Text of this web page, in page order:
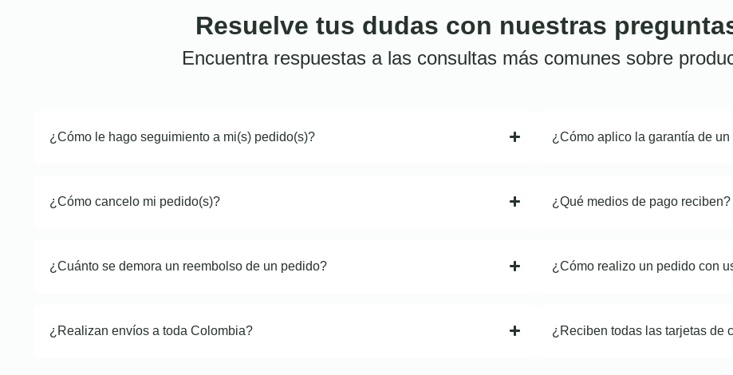
Resuelve tus dudas con nuestras
Encuentra respuestas a las consultas más comunes sobre
¿Cómo le hago seguimiento a mi(s) pedido(s)?
¿Cómo cancelo mi pedido(s)?
¿Cuánto se demora un reembolso de un pedido?
¿Realizan envíos a toda Colombia?
¿Cómo aplico la garantía de
¿Qué medios de pago reciben?
¿Cómo realizo un pedido con
¿Reciben todas las tarjetas de